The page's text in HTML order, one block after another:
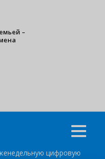
–
цифровую